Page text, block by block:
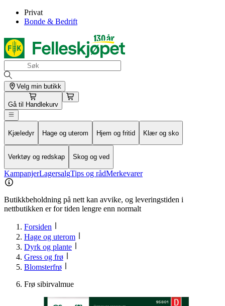
Privat
Bonde & Bedrift
Velg min butikk
Gå til Handlekurv
Kjæledyr Hage og uterom Hjem og fritid Klær og sko
Verktøy og redskap Skog og ved
KampanjerLagersalgTips og rådMerkevarer
Butikkbeholdning på nett kan avvike, og leveringstiden i
nettbutikken er for tiden lengre enn normalt
Forsiden
Hage og uterom
Dyrk og plante
Gress og frø
Blomsterfrø
Frø sibirvalmue